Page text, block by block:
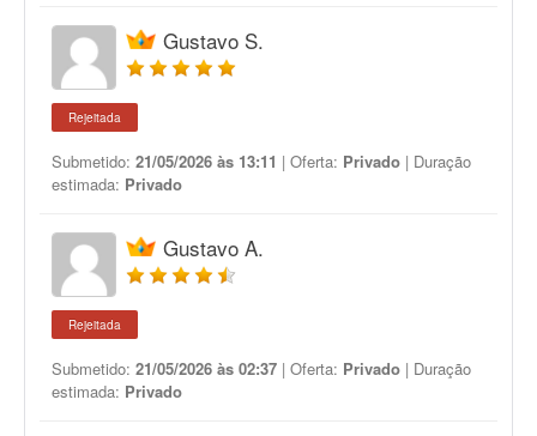
Gustavo S.
Rejeitada
Submetido: 21/05/2026 às 13:11 | Oferta: Privado | Duração
estimada: Privado
Gustavo A.
Rejeitada
Submetido: 21/05/2026 às 02:37 | Oferta: Privado | Duração
estimada: Privado